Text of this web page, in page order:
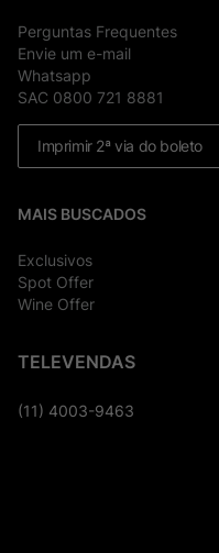
Perguntas Frequentes
Envie um e-mail
Whatsapp
SAC 0800 721 8881
Imprimir 2ª via do boleto
MAIS BUSCADOS
Exclusivos
Spot Offer
Wine Offer
TELEVENDAS
(11) 4003-9463